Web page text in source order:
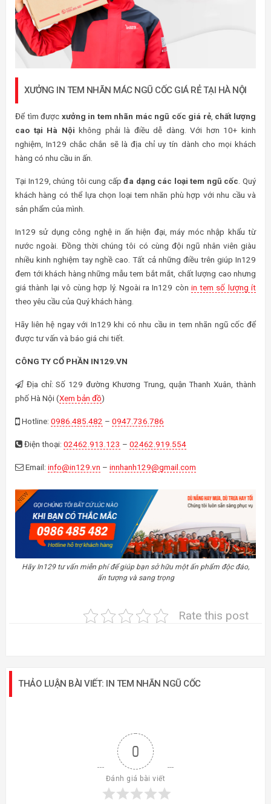
XƯỞNG IN TEM NHÃN MÁC NGŨ CỐC GIÁ RẺ TẠI HÀ NỘI
Để tìm được xưởng in tem nhãn mác ngũ cốc giá rẻ, chất lượng
cao tại Hà Nội không phải là điều dễ dàng. Với hơn 10+ kinh
nghiệm, In129 chắc chắn sẽ là địa chỉ uy tín dành cho mọi khách
hàng có nhu cầu in ấn.
Tại In129, chúng tôi cung cấpđa dạng các loại tem ngũ cốc. Quý
khách hàng có thể lựa chọn loại tem nhãn phù hợp với nhu cầu và
sản phẩm của mình.
In129 sử dụng công nghệ in ấn hiện đại, máy móc nhập khẩu từ
nước ngoài. Đồng thời chúng tôi có cùng đội ngũ nhân viên giàu
nhiều kinh nghiệm tay nghề cao. Tất cả những điều trên giúp In129
đem tới khách hàng những mẫu tem bắt mắt, chất lượng cao nhưng
giá thành lại vô cùng hợp lý. Ngoài ra In129 còn in tem số lượng ít
theo yêu cầu của Quý khách hàng.
Hãy liên hệ ngay với In129 khi có nhu cầu in tem nhãn ngũ cốc để
được tư vấn và báo giá chi tiết.
CÔNG TY CỔ PHẦN IN129.VN
Địa chỉ: Số 129 đường Khương Trung, quận Thanh Xuân, thành
phố Hà Nội (Xem bản đồ)
Hotline: 0986.485.482 – 0947.736.786
Điện thoại: 02462.913.123 – 02462.919.554
Email: info@in129.vn – innhanh129@gmail.com
Hãy In129 tư vấn miễn phí để giúp bạn sở hữu một ấn phẩm độc đáo,
ấn tượng và sang trọng
Rate this post
THẢO LUẬN BÀI VIẾT: IN TEM NHÃN NGŨ CỐC
0
Đánh giá bài viết